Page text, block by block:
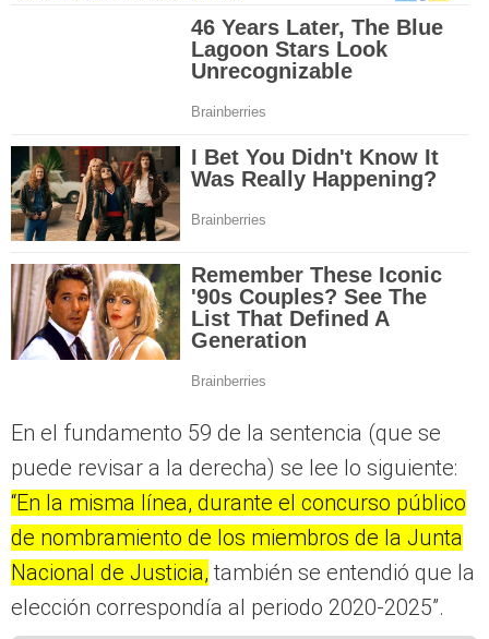
En el fundamento 59 de la sentencia (que se
puede revisar a la derecha) se lee lo siguiente:
“En la misma línea, durante el concurso público
de nombramiento de los miembros de la Junta
Nacional de Justicia, también se entendió que la
elección correspondía al periodo 2020-2025”.